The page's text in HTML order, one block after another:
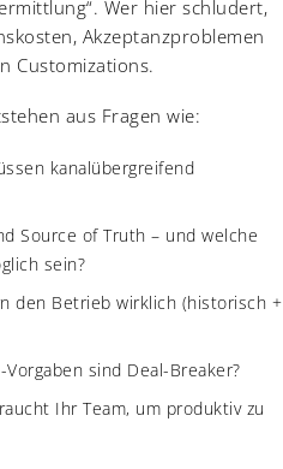
Wer hier schludert,
Akzeptanzproblemen
Customizations.
aus Fragen wie:
kanalübergreifend
Source of Truth – und welche
sein?
den Betrieb wirklich (historisch +
sind Deal-Breaker?
Ihr Team, um produktiv zu